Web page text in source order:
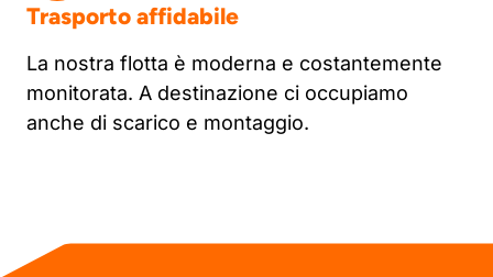
Trasporto affidabile
La nostra flotta è moderna e costantemente
monitorata. A destinazione ci occupiamo
anche di scarico e montaggio.